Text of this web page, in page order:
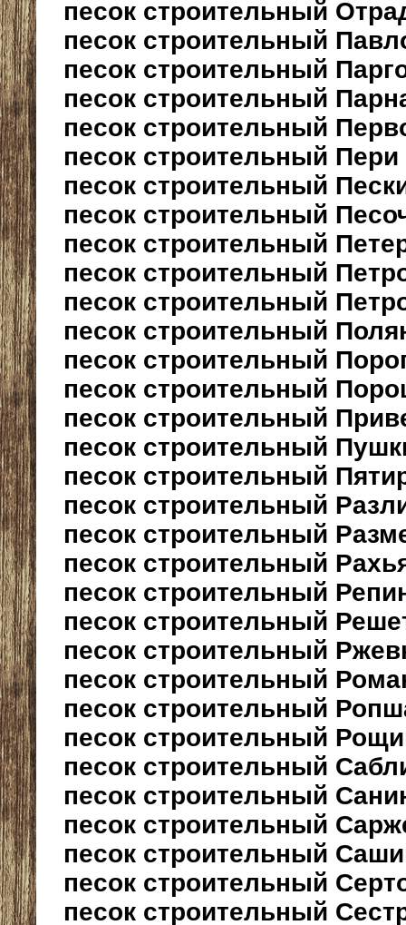
песок строительный
песок строительный
песок строительный
песок строительный
песок строительный
песок строительный Пери
песок строительный
песок строительный
песок строительный
песок строительный
песок строительный
песок строительный
песок строительный
песок строительный
песок строительный
песок строительный
песок строительный
песок строительный
песок строительный
песок строительный
песок строительный
песок строительный
песок строительный
песок строительный
песок строительный
песок строительный
песок строительный
песок строительный
песок строительный
песок строительный
песок строительный
песок строительный